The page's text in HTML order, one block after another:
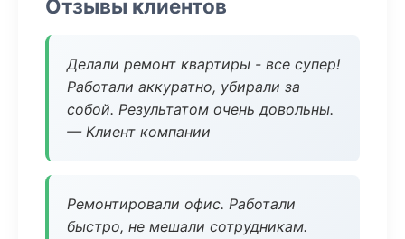
Отзывы клиентов
Делали ремонт квартиры - все супер!
Работали аккуратно, убирали за
собой. Результатом очень довольны.
— Клиент компании
Ремонтировали офис. Работали
быстро, не мешали сотрудникам.